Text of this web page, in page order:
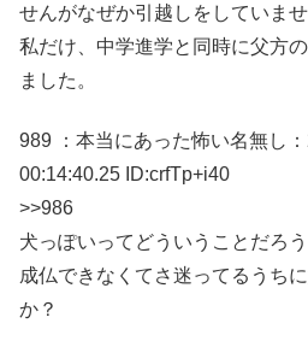
せんがなぜか引越しをしていませ
私だけ、中学進学と同時に父方
ました。
989 ：本当にあった怖い名無し
00:14:40.25 ID:crfTp+i40
>>986
犬っぽいってどういうことだろ
成仏できなくてさ迷ってるうち
か？